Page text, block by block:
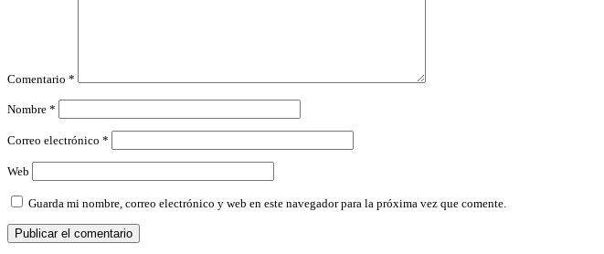
Comentario *
Nombre *
Correo electrónico *
Web
Guarda mi nombre, correo electrónico y web en este navegador para la próxima vez que comente.